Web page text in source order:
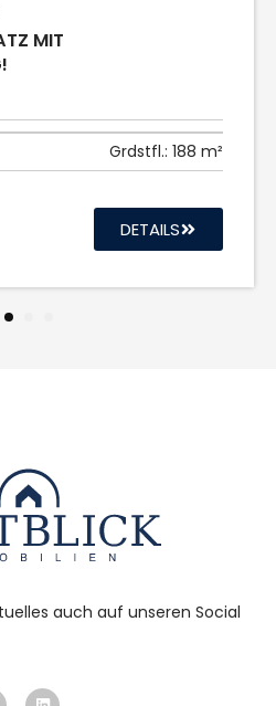
MIT
Grdstfl.: 188 m²
DETAILS
auch auf unseren Social